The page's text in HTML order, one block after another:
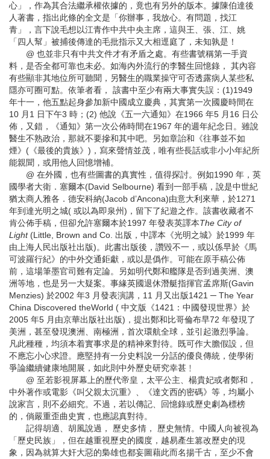
心」，作為其合法繼承權依據的，竟也有另外的版本。據陳伯達後
人著書，指出此條的全文是「你辦事，我放心。有問題，找江
青」，言下說毛想以江青作中共中央主席，這與王、張、江、姚
「四人幫」被捕後傳達的毛批指示又大相逕庭了，未知孰是！
@ 也並非只有中共文件才有矛盾之處。有些書號稱第一手資
料，是否全都可靠也未必。如海內外流行的李醫生回憶錄， 其內容
有些顯非其地位所可聽聞，另醫生的職業操守可否透露病人某些私
隱亦可圈可點。依筆者看， 該書中至少有兩大事實失誤：(1)1949
年十一，他五點起身參加新中國成立慶典，其實第一次國慶時間在
10 月1 日下午3 時；(2) 他說《五一六通知》在1966 年5 月16 日公
佈，又錯，《通知》第一次公佈時間在1967 年的週年紀念日。雖說
醫生不熟政治，那就不要摻和其中吧。另如章詒和《往事並不如
煙》(《最後的貴族》)，寫來聲情並茂，唯有些長話或非小小年紀所
能親聞，或用他人回憶增補。
@ 在外國，也有些圖書的真實性，值得探討。例如1990 年，英
國學者大衛．塞爾本(David Selbourne) 看到一部手稿，說是中世紀
猶太商人雅各．德安科納(Jacob d’Ancona)由意大利來華，於1271
年到達光明之城( 或以為即泉州)，留下了紀遊之作。該書收藏者不
肯公佈手稿，但卻允許塞爾本於1997 年發表英譯本The City of
Light(Little, Brown and Co. 出版，中譯本《光明之城》於1999 年
由上海人民出版社出版)。此書出版後，讚毀不一，或以係早於《馬
可波羅行紀》的中外交通鉅獻，或以是僞作。可能在原手稿公佈
前，這場筆墨官司難有定論。另如明代鄭和艦隊是否到過美洲、澳
洲等地，也是另一大疑案。事緣英國退休潛艇指揮官孟席斯(Gavin
Menzies) 於2002 年3 月發表演講，11 月又出版1421 ─ The Year
China Discovered theWorld ( 中文版《1421：中國發現世界》於
2005 年5 月由京華出版社出版)，提出鄭和比哥倫布早72 年發現了
美洲，甚至發現澳洲、南極洲，首次環航全球，並引起激烈爭論。
凡此種種，均須本着實事求是的精神來對待。既可作大膽假設，但
不應忘小心求證。應堅持有一分史料說一分話的優良傳統，使學術
爭論繼續健康地開展，如此則中外歷史研究幸甚﹗
@ 至若影視屏幕上的歷代帝皇，太平公主、楊貴妃或者鄭和，
中外著作或電影《叫父親太沉重》、《達文西的密碼》等，均屬小
說家言，則不必細究。不過，若以傳記、回憶錄或歷史劇為標榜
的，倘嚴重歪曲史實，也應認真對待。
記得胡適、胡風說過， 歷史多情， 歷史無情。中國人向被視為
「歷史民族」，但在越重視歷史的國度，越易產生篡改歷史的現
象，因為就算大奸大惡的梟雄也都妄圖藉此而名揚千古，至少不會